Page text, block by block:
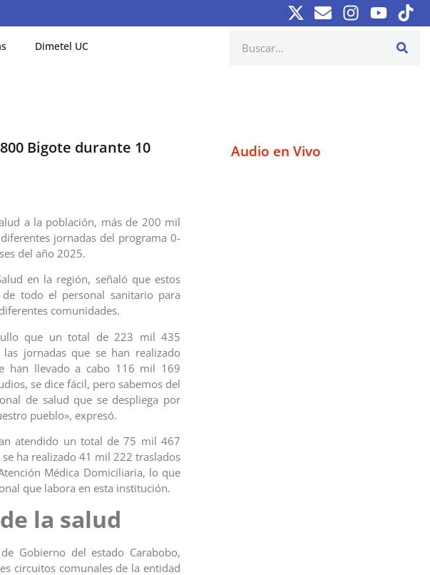
Dimetel UC
Bigote durante 10
a la población, más de 200 mil
jornadas del programa 0-
del año 2025.
en la región, señaló que estos
todo el personal sanitario para
comunidades.
que un total de 223 mil 435
jornadas que se han realizado
han llevado a cabo 116 mil 169
se dice fácil, pero sabemos del
de salud que se despliega por
pueblo», expresó.
atendido un total de 75 mil 467
ha realizado 41 mil 222 traslados
Médica Domiciliaria, lo que
que labora en esta institución.
la salud
Gobierno del estado Carabobo,
circuitos comunales de la entidad
Audio en Vivo